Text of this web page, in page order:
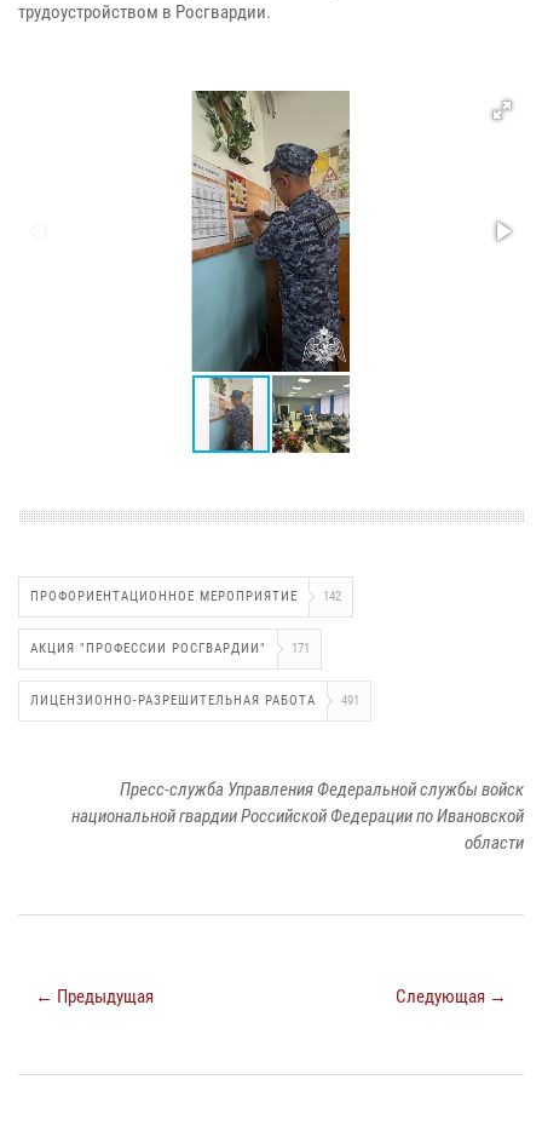
трудоустройством в Росгвардии.
ПРОФОРИЕНТАЦИОННОЕ МЕРОПРИЯТИЕ 142
АКЦИЯ "ПРОФЕССИИ РОСГВАРДИИ" 171
ЛИЦЕНЗИОННО-РАЗРЕШИТЕЛЬНАЯ РАБОТА 491
Пресс-служба Управления Федеральной службы войск
национальной гвардии Российской Федерации по Ивановской
области
← Предыдущая Следующая →